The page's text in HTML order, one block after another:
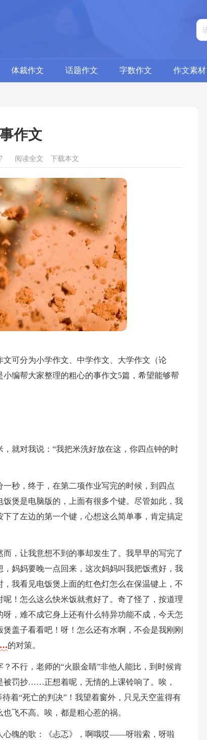
体裁作文 话题作文 字数作文 作文素材
作文
阅读全文 下载本文
可分为小学作文、中学作文、大学作文（论
编帮大家整理的粗心的事作文5篇，希望能够帮
就对我说：“我把米洗好放在这，你四点钟的时
秒，终于，在第二项作业写完的时候，到四点
煲是电脑版的，上面有很多个键。尽管如此，我
了左边的第一个键，心想这么简单事，肯定搞定
，让我意想不到的事却发生了。我早早的写完了
妈妈要晚一点回来，这次妈妈叫我把饭煮好，我
我看见电饭煲上面的红色灯怎么在保温键上，不
！怎么这么快米饭就煮好了。奇了怪了，按道理
，难不成它身上还有什么特异功能不成，今天怎
盖子看看吧！呀！怎么还有水啊，不会是我刚刚
的对策。
不行，老师的“火眼金睛”非他人能比，到时候肯
被罚抄……正想着呢，无情的上课铃响了。唉，
着“死亡的判决”！我望着窗外，只见天空蓝得有
飞不高。唉，都是粗心惹的祸。
心魄的歌：《忐忑》，啊哦哎——呀啦索，呀啦